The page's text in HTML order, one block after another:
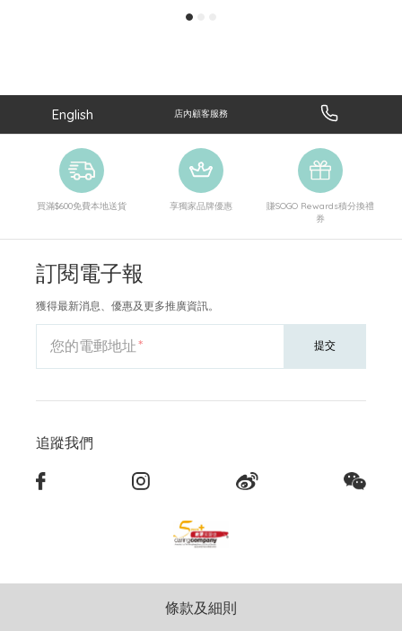
English 店內顧客服務
買滿$600免費本地送貨 享獨家品牌優惠
賺SOGO Rewards積分換禮
券
訂閱電子報
獲得最新消息、優惠及更多推廣資訊。
您的電郵地址 提交
追蹤我們
條款及細則